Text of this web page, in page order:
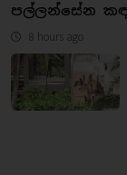
පල්ලන්සේන
8 hours ago